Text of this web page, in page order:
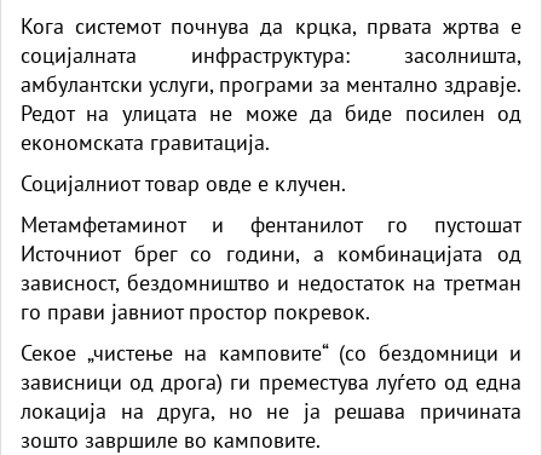
Кога системот почнува да крцка, првата жртва е
социјалната инфраструктура: засолништа,
амбулантски услуги, програми за ментално здравје.
Редот на улицата не може да биде посилен од
економската гравитација.
Социјалниот товар овде е клучен.
Метамфетаминот и фентанилот го пустошат
Источниот брег со години, а комбинацијата од
зависност, бездомништво и недостаток на третман
го прави јавниот простор покревок.
Секое „чистење на камповите“ (со бездомници и
зависници од дрога) ги преместува луѓето од една
локација на друга, но не ја решава причината
зошто завршиле во камповите.